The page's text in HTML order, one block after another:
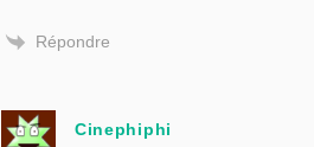
Répondre
Cinephiphi